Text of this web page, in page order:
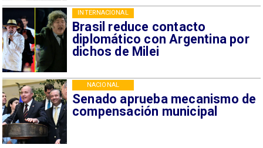
Brasil reduce contacto
diplomático con Argentina por
dichos de Milei
INTERNACIONAL
Senado aprueba mecanismo de
compensación municipal
NACIONAL